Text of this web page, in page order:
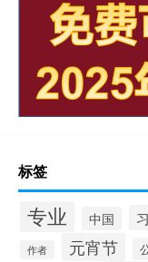
标签
专业 中国
作者 元宵节